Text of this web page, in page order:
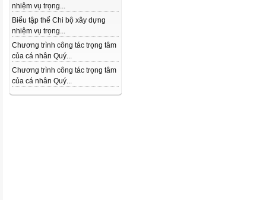
nhiệm vụ trọng...
Biểu tập thể Chi bộ xây dựng
nhiệm vụ trọng...
Chương trình công tác trọng tâm
của cá nhân Quý...
Chương trình công tác trọng tâm
của cá nhân Quý...